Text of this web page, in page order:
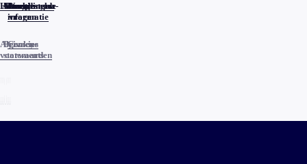
Home
Actueel
Uitzendingen
Reacties
Programma-
informatie
Veelgestelde
vragen
Algemene
voorwaarden
Privacy
statements
Cookies